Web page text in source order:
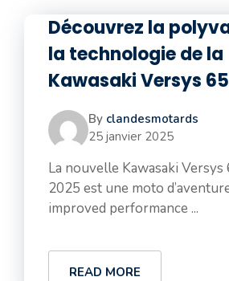
Découvrez la
la technologie de la
Kawasaki Versys
By clandesmotards
25 janvier 2025
La nouvelle Kawasaki Versys
2025 est une moto
improved performance ...
READ MORE